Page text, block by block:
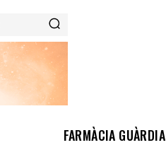
FARMÀCIA GUÀRDIA